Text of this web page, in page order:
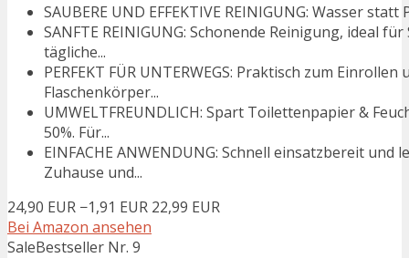
SAUBERE UND EFFEKTIVE REINIGUNG: Wasser
SANFTE REINIGUNG: Schonende Reinigung, ideal
tägliche...
PERFEKT FÜR UNTERWEGS: Praktisch zum
Flaschenkörper...
UMWELTFREUNDLICH: Spart Toilettenpapier &
50%. Für...
EINFACHE ANWENDUNG: Schnell einsatzbereit
Zuhause und...
24,90 EUR −1,91 EUR 22,99 EUR
Bei Amazon ansehen
SaleBestseller Nr. 9